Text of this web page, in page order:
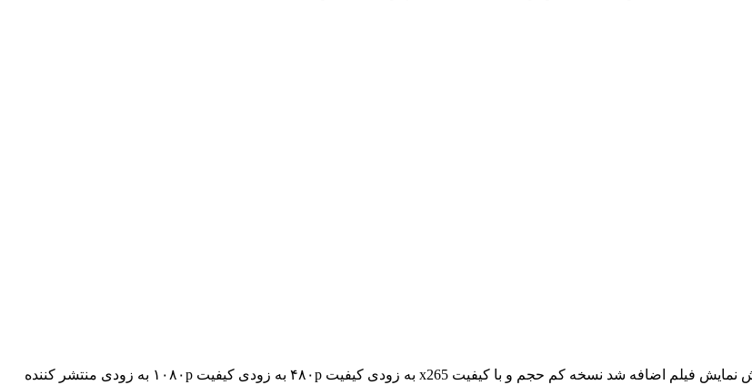
دانلود فیلم The Himalayas 2015 The Himalayas 2015 با کیفیت BluRay 720p پیش نمایش فیلم اضافه شد نسخه کم حجم و با کیفیت x265 به زودی کیفیت ۴۸۰p به زودی کیفیت ۱۰۸۰p به زودی منتشر کننده